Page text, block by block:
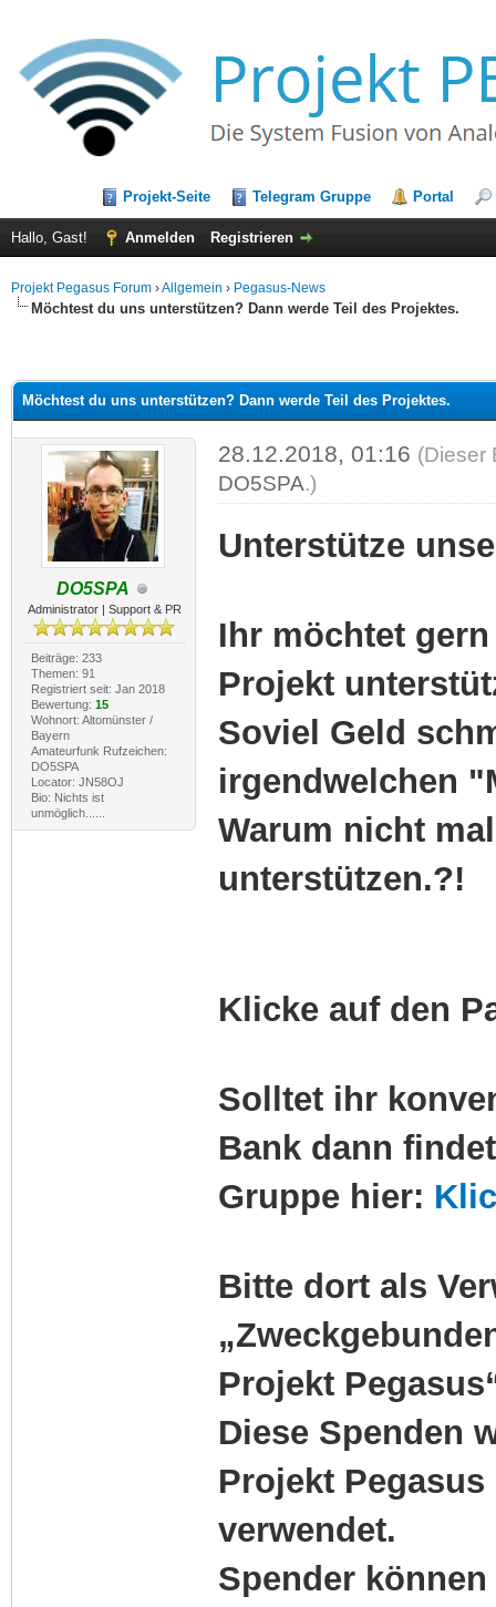
Projekt-Seite Telegram Gruppe Portal
Hallo, Gast! Anmelden Registrieren
Projekt Pegasus Forum ›Allgemein › Pegasus-News
Möchtest du uns unterstützen? Dann werde Teil des Projektes.
Möchtest du uns unterstützen? Dann werde Teil des Projektes.
DO5SPA
Administrator | Support & PR
Beiträge: 233
Themen: 91
Registriert seit: Jan 2018
Bewertung: 15
Wohnort: Altomünster /
Bayern
Amateurfunk Rufzeichen:
DO5SPA
Locator: JN58OJ
Bio: Nichts ist
unmöglich......
28.12.2018, 01:16 (Dieser
DO5SPA.)
Unterstütze
Ihr möchtet
Projekt
Soviel Geld
irgendwelchen
Warum nicht
unterstützen.?!
Klicke auf den
Solltet ihr
Bank dann
Gruppe hier:
Bitte dort als
Projekt
Diese Spenden
Projekt
verwendet.
Spender